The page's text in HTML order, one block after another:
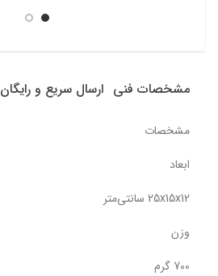
مشخصات فنی ارسال سریع و رایگان
مشخصات
ابعاد
25x15x12 سانتی‌متر
وزن
700 گرم